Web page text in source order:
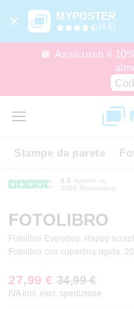
MYPOSTER
(4,6)
🪩 Assicurati il
Stampe da parete
4.5
basato su
3089 Recensioni
FOTOLIBRO
Fotolibro Everyday: Happy
Fotolibro con copertina rigida:
27,99 € 34,99 €
IVA incl. escl. spedizione